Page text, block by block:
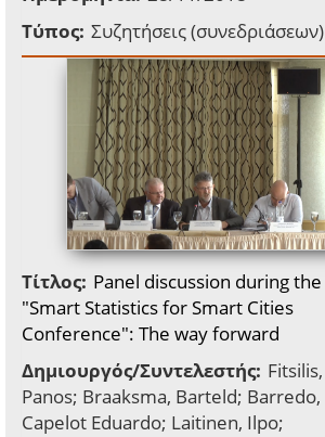
Τύπος: Συζητήσεις (συνεδριάσεων)
Τίτλος: Panel discussion during the
"Smart Statistics for Smart Cities
Conference": The way forward
Δημιουργός/Συντελεστής: Fitsilis,
Panos; Braaksma, Barteld; Barredo,
Capelot Eduardo; Laitinen, Ilpo;